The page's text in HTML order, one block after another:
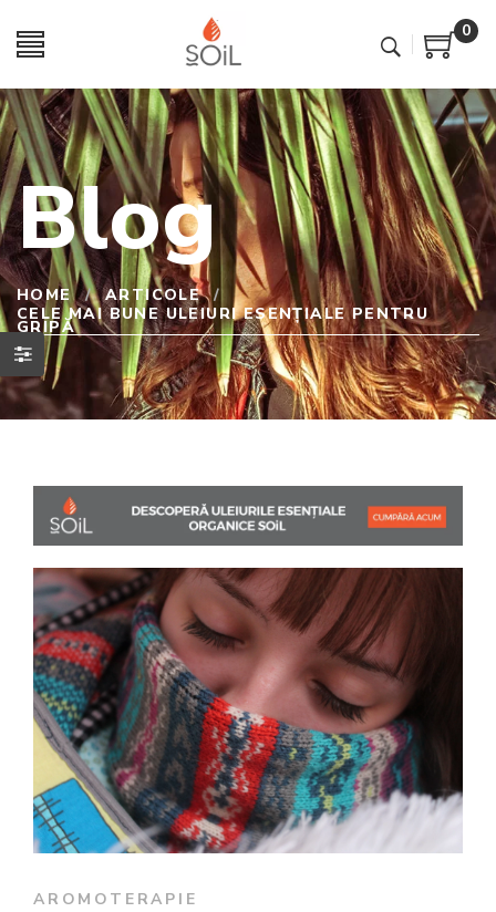
0
Blog
HOME / ARTICOLE
/
CELE MAI BUNE ULEIURI ESENȚIALE PENTRU
GRIPĂ
AROMOTERAPIE